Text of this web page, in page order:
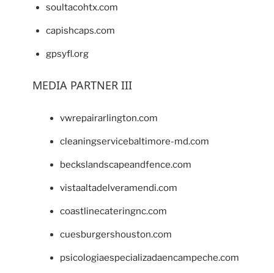
soultacohtx.com
capishcaps.com
gpsyfl.org
MEDIA PARTNER III
vwrepairarlington.com
cleaningservicebaltimore-md.com
beckslandscapeandfence.com
vistaaltadelveramendi.com
coastlinecateringnc.com
cuesburgershouston.com
psicologiaespecializadaencampeche.com